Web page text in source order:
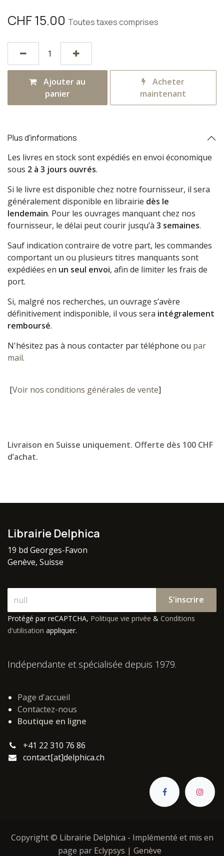
CHF15.00 Toutes taxes comprises
Ajouter au
panier
Acheter
maintenant
Plus d'informations
Les livres en stock sont expédiés en envoi économique
sous 2 à 3 jours ouvrés.
Si le livre est disponible chez notre fournisseur, il sera
généralement disponible en librairie dès le
lendemain. Pour les ouvrages manquant chez nos
fournisseur, le délai peut courir jusqu’à 3 semaines.
Sauf indication contraire de votre part, les commandes
comportant un ou plusieurs titres manquants sont
expédiées en un seul envoi, afin de limiter les frais de
port.
Si, malgré nos recherches, un ouvrage s’avère
définitivement indisponible, il vous sera intégralement
remboursé.
N'hésitez pas à nous contacter par téléphone ou par
mail.
[Voir nos conditions générales de vente]
Livraison en Suisse uniquement. Offerte dès 100 CHF
d’achat.
Librairie Delphica
19 bd Georges-Favon
Genève, Suisse
S'inscrire
Protégé par reCAPTCHA, Politique vie privée & Conditions
d'utilisation appliquer.
Indépendante et spécialisée depuis 1979.
Page d'accueil
Contactez-nous
Boutique en ligne
+41 22 310 76 86
contact[at]delphica.ch
Copyright © Librairie Delphica - Implémenté et mis en
page par Eclypsys | Genève